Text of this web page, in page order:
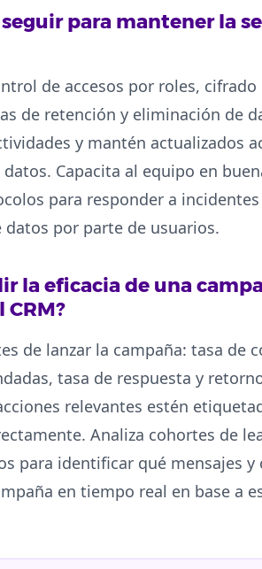
seguir para mantener la
de accesos por roles,
de retención y eliminación de
y mantén actualizados
Capacita al equipo en
para responder a
por parte de usuarios.
la eficacia de una
de lanzar la campaña: tasa de
tasa de respuesta y
relevantes estén
Analiza cohortes de
para identificar qué mensajes y
en tiempo real en base a